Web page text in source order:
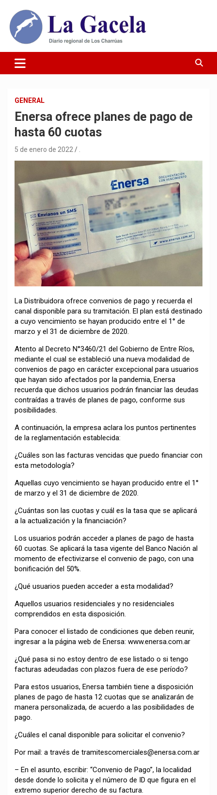
contenido
Diario La Gacela
GENERAL
Enersa ofrece planes de pago de
hasta 60 cuotas
5 de enero de 2022
La Distribuidora ofrece convenios de pago y recuerda el
canal disponible para su tramitación. El plan está destinado
a cuyo vencimiento se hayan producido entre el 1° de
marzo y el 31 de diciembre de 2020.
Atento al Decreto N°3460/21 del Gobierno de Entre Ríos,
mediante el cual se estableció una nueva modalidad de
convenios de pago en carácter excepcional para usuarios
que hayan sido afectados por la pandemia, Enersa
recuerda que dichos usuarios podrán financiar las deudas
contraídas a través de planes de pago, conforme sus
posibilidades.
A continuación, la empresa aclara los puntos pertinentes
de la reglamentación establecida:
¿Cuáles son las facturas vencidas que puedo financiar con
esta metodología?
Aquellas cuyo vencimiento se hayan producido entre el 1°
de marzo y el 31 de diciembre de 2020.
¿Cuántas son las cuotas y cuál es la tasa que se aplicará
a la actualización y la financiación?
Los usuarios podrán acceder a planes de pago de hasta
60 cuotas. Se aplicará la tasa vigente del Banco Nación al
momento de efectivizarse el convenio de pago, con una
bonificación del 50%.
¿Qué usuarios pueden acceder a esta modalidad?
Aquellos usuarios residenciales y no residenciales
comprendidos en esta disposición.
Para conocer el listado de condiciones que deben reunir,
ingresar a la página web de Enersa: www.enersa.com.ar
¿Qué pasa si no estoy dentro de ese listado o si tengo
facturas adeudadas con plazos fuera de ese período?
Para estos usuarios, Enersa también tiene a disposición
planes de pago de hasta 12 cuotas que se analizarán de
manera personalizada, de acuerdo a las posibilidades de
pago.
¿Cuáles el canal disponible para solicitar el convenio?
Por mail: a través de tramitescomerciales@enersa.com.ar
– En el asunto, escribir: “Convenio de Pago”, la localidad
desde donde lo solicita y el número de ID que figura en el
extremo superior derecho de su factura.